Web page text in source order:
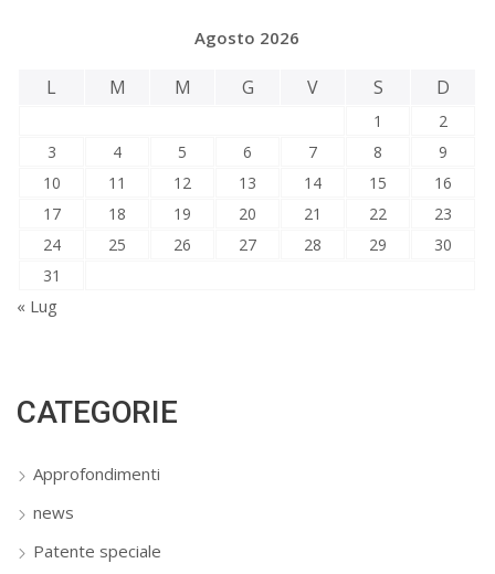
Agosto 2026
L M M G V S D
1
2
3
4 5 6 7 8
9
10
11 12 13 14 15
16
17
18 19 20 21 22
23
24
25 26 27 28 29
30
31
« Lug
CATEGORIE
Approfondimenti
news
Patente speciale